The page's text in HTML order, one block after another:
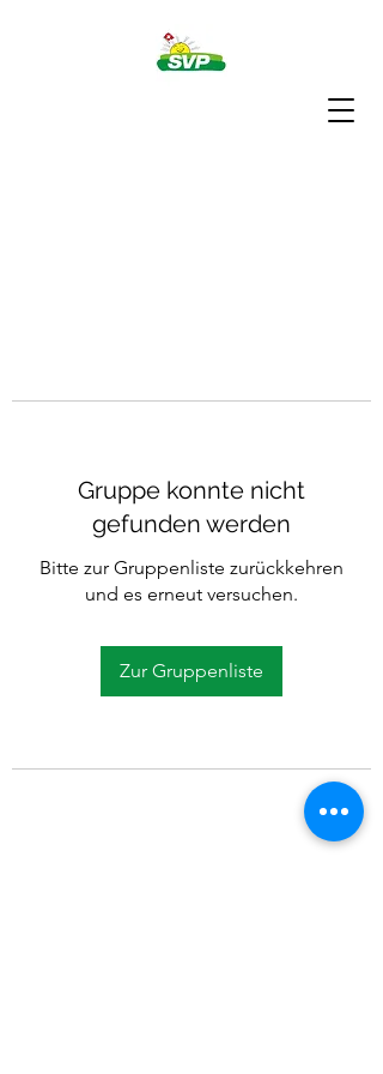
Gruppe konnte nicht
gefunden werden
Bitte zur Gruppenliste zurückkehren
und es erneut versuchen.
Zur Gruppenliste